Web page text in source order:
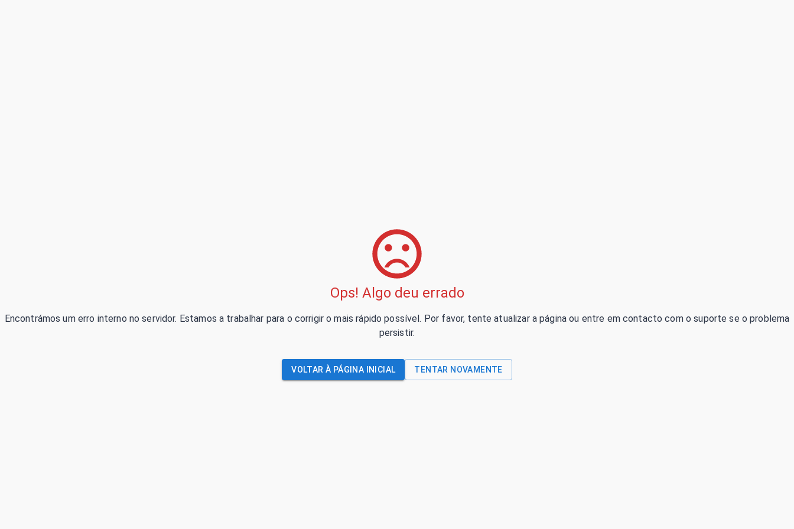
Ops! Algo deu errado
Encontrámos um erro interno no servidor. Estamos a trabalhar para o corrigir o mais rápido possível. Por favor, tente atualizar a página ou entre em contacto com o suporte se o problema
persistir.
VOLTAR À PÁGINA INICIAL TENTAR NOVAMENTE